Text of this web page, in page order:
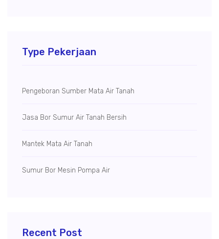
Type Pekerjaan
Pengeboran Sumber Mata Air Tanah
Jasa Bor Sumur Air Tanah Bersih
Mantek Mata Air Tanah
Sumur Bor Mesin Pompa Air
Recent Post